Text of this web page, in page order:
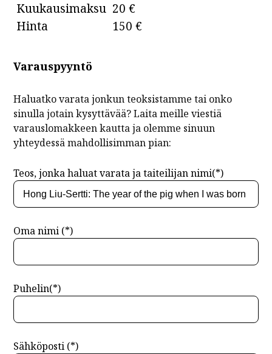
Kuukausimaksu 20 €
Hinta
150 €
Varauspyyntö
Haluatko varata jonkun teoksistamme tai onko
sinulla jotain kysyttävää? Laita meille viestiä
varauslomakkeen kautta ja olemme sinuun
yhteydessä mahdollisimman pian:
Teos, jonka haluat varata ja taiteilijan nimi(*)
Oma nimi (*)
Puhelin(*)
Sähköposti (*)